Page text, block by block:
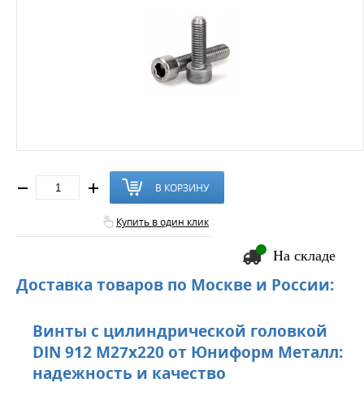
В КОРЗИНУ
Купить в один клик
На складе
Доставка товаров по Москве и России:
Винты с цилиндрической головкой
DIN 912 M27x220 от Юниформ Металл:
надежность и качество